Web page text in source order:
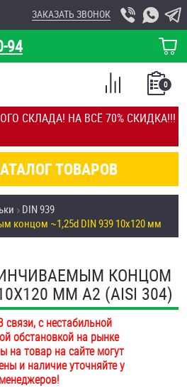
СКЛАДА! НА ВСЁ 70% СКИДКА!!!
94
ЗАКАЗАТЬ ЗВОНОК
КОРЗИНА
ТОВАРОВ
0
СПИСОК
СРАВНЕНИЕ
инструмент
DIN 939
концом ~1,25d DIN 939 10х120 мм
КОНЦОМ
ММ А2 (AISI 304)
связи, с нестабильной
обстановкой на рынке
на товар на сайте могут
и наличие уточняйте у
менеджеров!